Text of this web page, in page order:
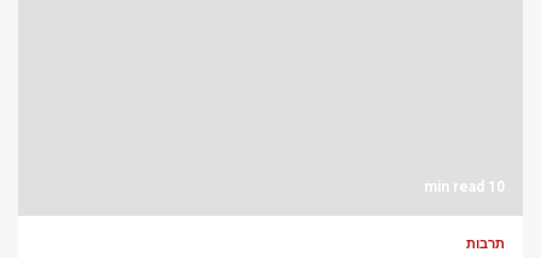
10 min read
תרבות